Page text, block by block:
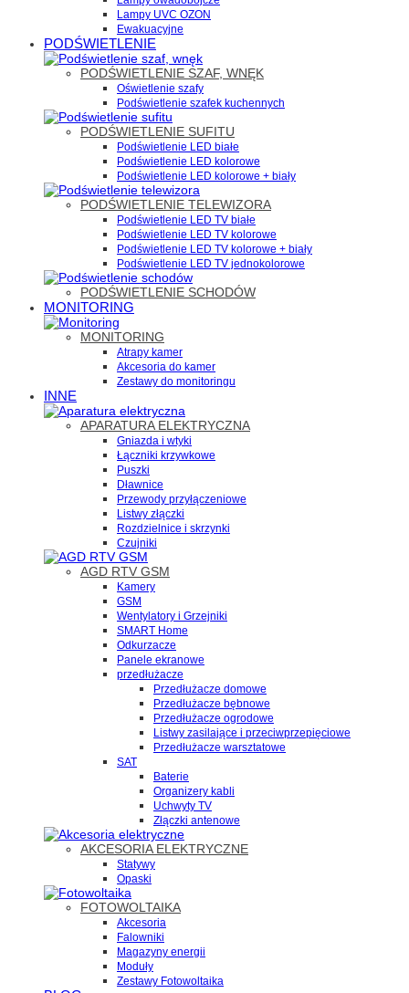
Lampy UVC OZON
Ewakuacyjne
PODŚWIETLENIE
PODŚWIETLENIE SZAF, WNĘK
Oświetlenie szafy
Podświetlenie szafek kuchennych
PODŚWIETLENIE SUFITU
Podświetlenie LED białe
Podświetlenie LED kolorowe
Podświetlenie LED kolorowe + biały
PODŚWIETLENIE TELEWIZORA
Podświetlenie LED TV białe
Podświetlenie LED TV kolorowe
Podświetlenie LED TV kolorowe + biały
Podświetlenie LED TV jednokolorowe
PODŚWIETLENIE SCHODÓW
MONITORING
MONITORING
Atrapy kamer
Akcesoria do kamer
Zestawy do monitoringu
INNE
APARATURA ELEKTRYCZNA
Gniazda i wtyki
Łączniki krzywkowe
Puszki
Dławnice
Przewody przyłączeniowe
Listwy złączki
Rozdzielnice i skrzynki
Czujniki
AGD RTV GSM
Kamery
GSM
Wentylatory i Grzejniki
SMART Home
Odkurzacze
Panele ekranowe
przedłużacze
Przedłużacze domowe
Przedłużacze bębnowe
Przedłużacze ogrodowe
Listwy zasilające i przeciwprzepięciowe
Przedłużacze warsztatowe
SAT
Baterie
Organizery kabli
Uchwyty TV
Złączki antenowe
AKCESORIA ELEKTRYCZNE
Statywy
Opaski
FOTOWOLTAIKA
Akcesoria
Falowniki
Magazyny energii
Moduły
Zestawy Fotowoltaika